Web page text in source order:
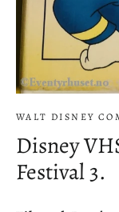
WALT DISNEY
Disney
Festival 3.